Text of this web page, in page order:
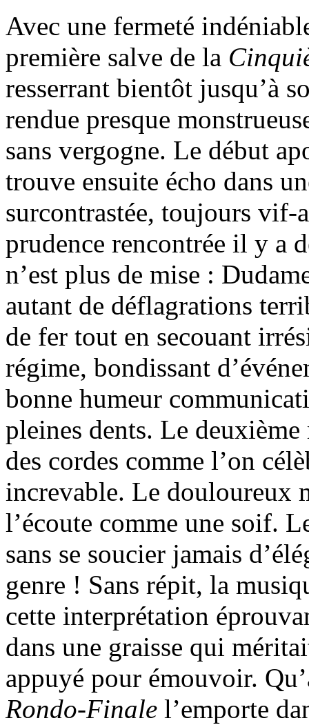
Avec une fermeté
première salve de la
resserrant bientôt jusqu’à
rendue presque
sans vergogne. Le début
trouve ensuite écho dans
surcontrastée, toujours vif-
prudence rencontrée il y a
n’est plus de mise :
autant de déflagrations
de fer tout en secouant
régime, bondissant
bonne humeur
pleines dents. Le
des cordes comme l’on
increvable. Le douloureux
l’écoute comme une soif.
sans se soucier jamais
genre ! Sans répit, la
cette interprétation
dans une graisse qui
appuyé pour émouvoir.
Rondo-Finale l’emporte